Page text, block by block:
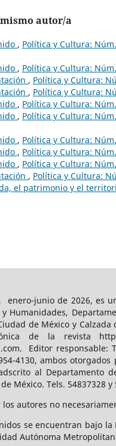
autor/a
, Política y Cultura:
, Política y Cultura:
, Política y Cultura:
, Política y Cultura:
, Política y Cultura:
, Política y Cultura:
, Política y Cultura:
, Política y Cultura:
, Política y Cultura:
, Política y Cultura:
el patrimonio y el
enero-junio de 2026, es
Humanidades,
de México y
de la revista
Editor responsable:
4130, ambos
al Departamento
de México. Tels.
los autores no
se encuentran bajo
Autónoma